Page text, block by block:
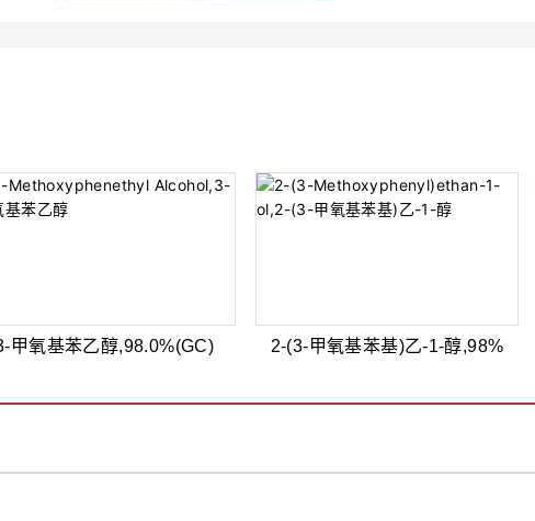
甲氧基苯乙醇,98.0%(GC) 2-(3-甲氧基苯基)乙-1-醇,98%